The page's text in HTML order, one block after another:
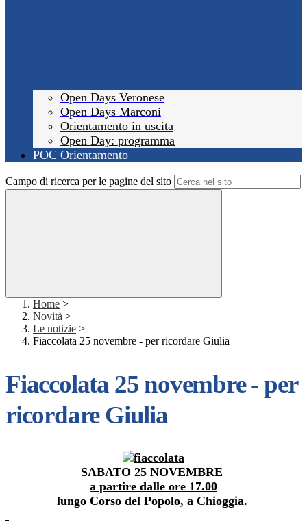
Open Days Veronese
Open Days Marconi
Orientamento in uscita
Open Day: programma
POC Orientamento
Campo di ricerca per le pagine del sito
Home >
Novità >
Le notizie >
Fiaccolata 25 novembre - per ricordare Giulia
Fiaccolata 25 novembre - per
ricordare Giulia
SABATO 25 NOVEMBRE
a partire dalle ore 17.00
lungo Corso del Popolo, a Chioggia.